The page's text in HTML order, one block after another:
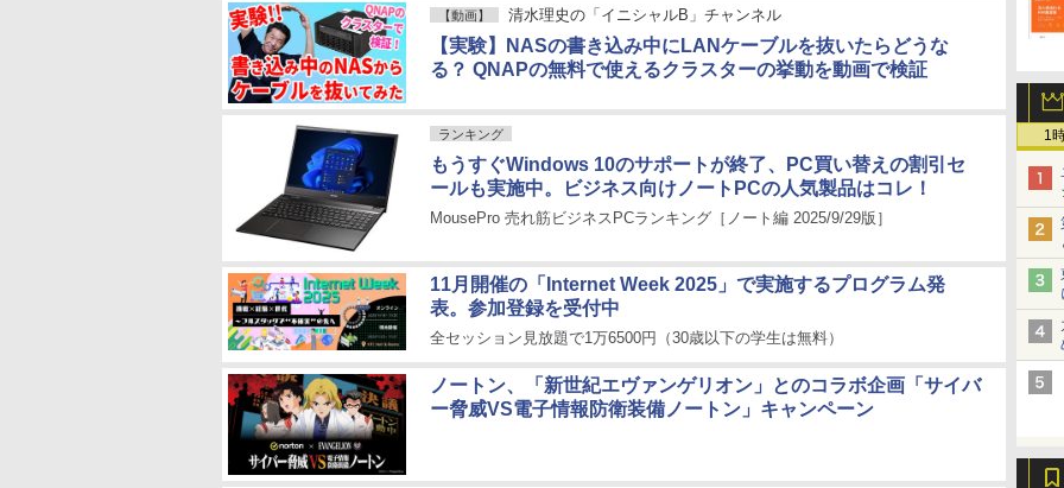
1
【動画】 清水理史の「イニシャルB」チャンネル
【実験】NASの書き込み中にLANケーブルを抜いたらどうな
る？ QNAPの無料で使えるクラスターの挙動を動画で検証
ランキング
もうすぐWindows 10のサポートが終了、PC買い替えの割引セ
ールも実施中。ビジネス向けノートPCの人気製品はコレ！
MousePro 売れ筋ビジネスPCランキング［ノート編 2025/9/29版］
11月開催の「Internet Week 2025」で実施するプログラム発
表。参加登録を受付中
全セッション見放題で1万6500円（30歳以下の学生は無料）
ノートン、「新世紀エヴァンゲリオン」とのコラボ企画「サイバ
ー脅威VS電子情報防衛装備ノートン」キャンペーン